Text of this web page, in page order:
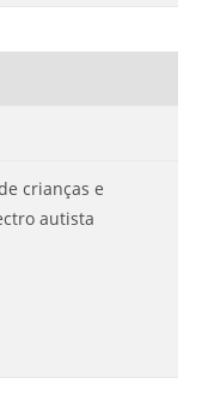
crianças e
autista